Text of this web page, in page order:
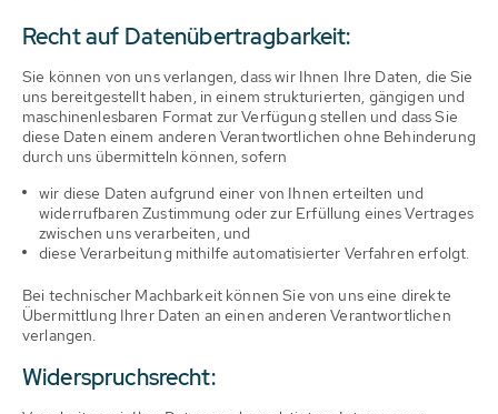
Recht auf Datenübertragbarkeit:
Sie können von uns verlangen, dass wir Ihnen Ihre Daten, die Sie
uns bereitgestellt haben, in einem strukturierten, gängigen und
maschinenlesbaren Format zur Verfügung stellen und dass Sie
diese Daten einem anderen Verantwortlichen ohne Behinderung
durch uns übermitteln können, sofern
wir diese Daten aufgrund einer von Ihnen erteilten und
widerrufbaren Zustimmung oder zur Erfüllung eines Vertrages
zwischen uns verarbeiten, und
diese Verarbeitung mithilfe automatisierter Verfahren erfolgt.
Bei technischer Machbarkeit können Sie von uns eine direkte
Übermittlung Ihrer Daten an einen anderen Verantwortlichen
verlangen.
Widerspruchsrecht: